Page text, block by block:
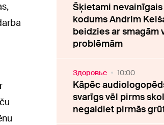
Šķietami
kodums Andrim
beidzies ar smagām
problēmām
Здоровье 10:00
Kāpēc
svarīgs vēl pirms
negaidiet pirmās